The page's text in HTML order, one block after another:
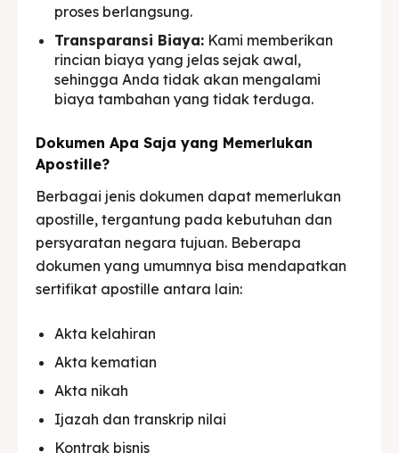
proses berlangsung.
Transparansi Biaya: Kami memberikan
rincian biaya yang jelas sejak awal,
sehingga Anda tidak akan mengalami
biaya tambahan yang tidak terduga.
Dokumen Apa Saja yang Memerlukan
Apostille?
Berbagai jenis dokumen dapat memerlukan
apostille, tergantung pada kebutuhan dan
persyaratan negara tujuan. Beberapa
dokumen yang umumnya bisa mendapatkan
sertifikat apostille antara lain:
Akta kelahiran
Akta kematian
Akta nikah
Ijazah dan transkrip nilai
Kontrak bisnis